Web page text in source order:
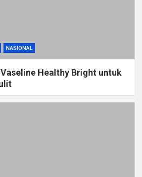
NASIONAL
Healthy Bright untuk